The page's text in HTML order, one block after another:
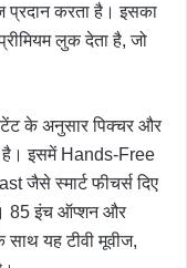
प्रदान करता है। इसका
लुक देता है, जो
के अनुसार पिक्चर और
है। इसमें Hands-Free
स्मार्ट फीचर्स दिए
85 इंच ऑप्शन और
यह टीवी मूवीज,